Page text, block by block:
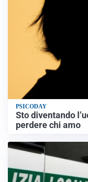
PSICODAY
Sto diventando
perdere chi amo